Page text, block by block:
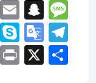
Link
ViberEmail
LinkedIn
Skype
Print
X